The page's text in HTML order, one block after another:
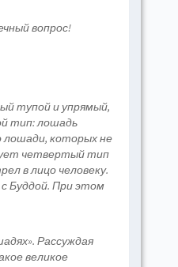
вопрос!
тупой и упрямый,
тип: лошадь
лошади, которых не
четвертый тип
в лицо человеку.
Буддой. При этом
Рассуждая
великое